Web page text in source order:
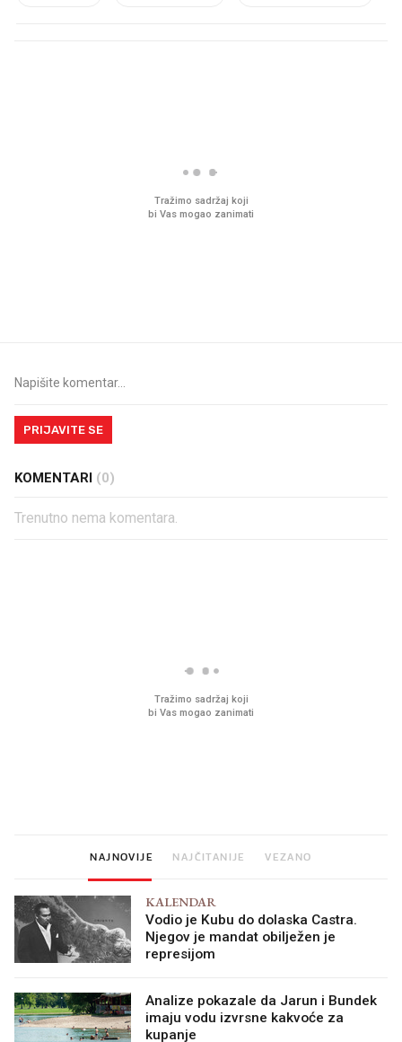
PRIJAVITE SE
KOMENTARI (0)
Trenutno nema komentara.
NAJNOVIJE NAJČITANIJE VEZANO
KALENDAR
Vodio je Kubu do dolaska Castra.
Njegov je mandat obilježen je
represijom
Analize pokazale da Jarun i Bundek
imaju vodu izvrsne kakvoće za
kupanje